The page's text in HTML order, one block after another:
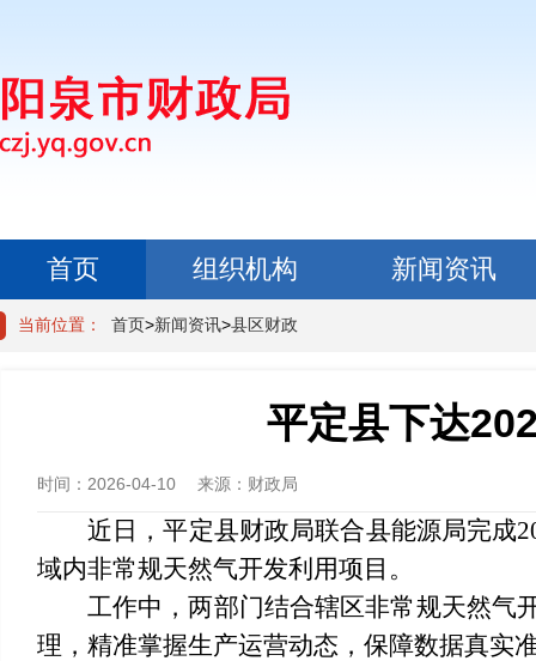
首页 组织机构
新闻资讯
政民互动
当前位置： 首页>新闻资讯>县区财政
平定县下达
时间： 2026-04-10 来源： 财政局
近日，平定县财政局联合县能源局完成
域内非常规天然气开发利用项目。
工作中，两部门结合辖区非常规天然气
理，精准掌握生产运营动态，保障数据真实